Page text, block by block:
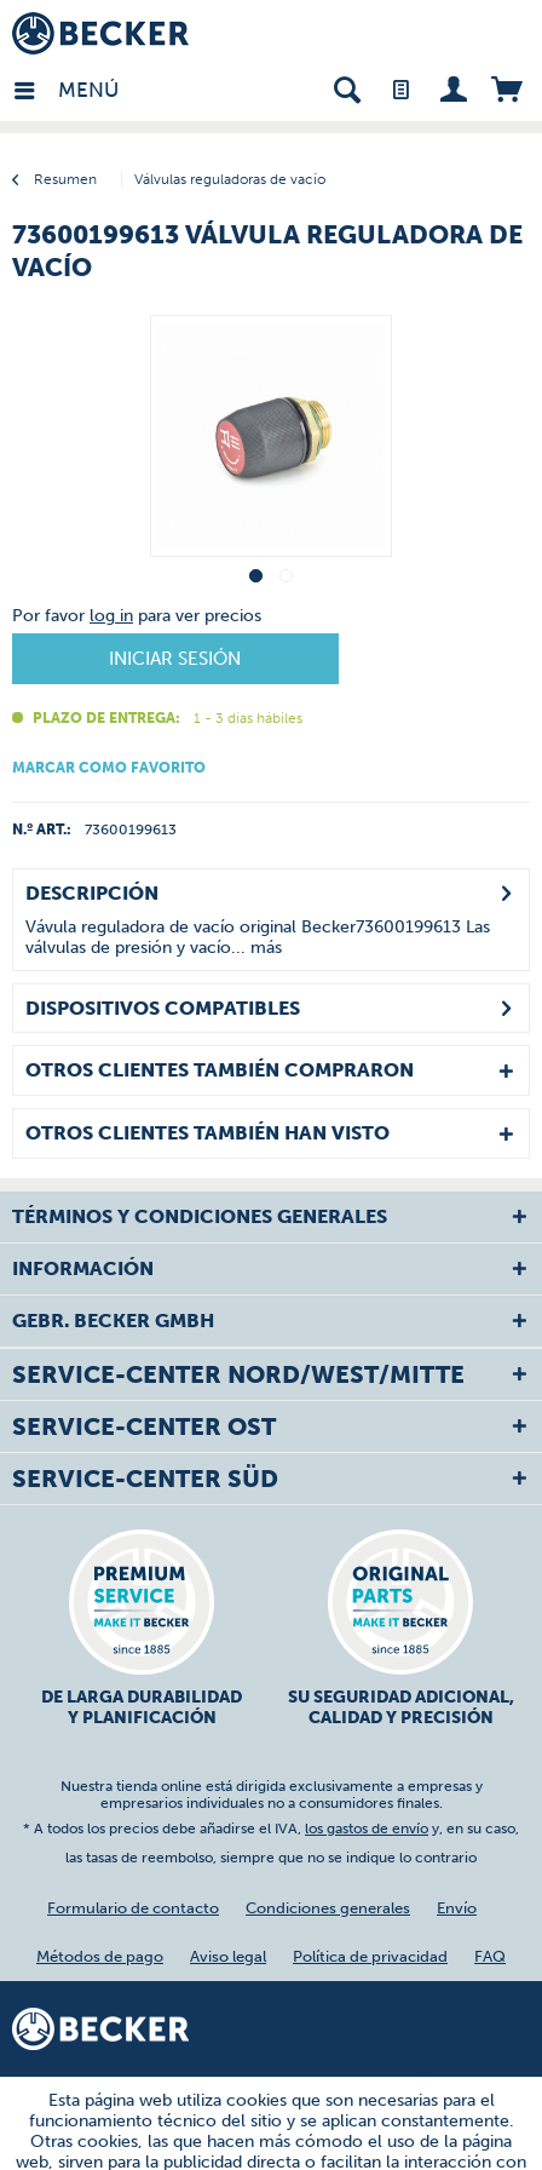
MENÚ
Resumen Válvulas reguladoras de vacío
- ES
73600199613 VÁLVULA REGULADORA DE
VACÍO
Por favor log in para ver precios
INICIAR SESIÓN
PLAZO DE ENTREGA: 1 - 3 días hábiles
MARCAR COMO FAVORITO
N.º ART.: 73600199613
DESCRIPCIÓN
Vávula reguladora de vacío original Becker73600199613 Las
válvulas de presión y vacío... más
DISPOSITIVOS COMPATIBLES
OTROS CLIENTES TAMBIÉN COMPRARON
OTROS CLIENTES TAMBIÉN HAN VISTO
TÉRMINOS Y CONDICIONES GENERALES
INFORMACIÓN
GEBR. BECKER GMBH
SERVICE-CENTER NORD/WEST/MITTE
SERVICE-CENTER OST
SERVICE-CENTER SÜD
DE LARGA DURABILIDAD
Y PLANIFICACIÓN
SU SEGURIDAD ADICIONAL,
CALIDAD Y PRECISIÓN
Nuestra tienda online está dirigida exclusivamente a empresas y
empresarios individuales no a consumidores finales.
* A todos los precios debe añadirse el IVA, los gastos de envío y, en su caso,
las tasas de reembolso, siempre que no se indique lo contrario
Formulario de contacto Condiciones generales Envío
Métodos de pago Aviso legal Política de privacidad FAQ
Esta página web utiliza cookies que son necesarias para el
funcionamiento técnico del sitio y se aplican constantemente.
Otras cookies, las que hacen más cómodo el uso de la página
web, sirven para la publicidad directa o facilitan la interacción con